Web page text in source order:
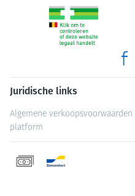
Juridische links
Algemene verkoopsvoorwaarden
platform